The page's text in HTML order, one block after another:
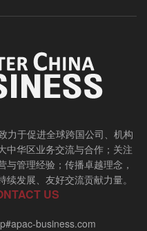
力于促进全球跨国公司、机构
中华区业务交流与合作；关注
管理经验；传播卓越理念，
发展、友好交流贡献力量。
US
business.com